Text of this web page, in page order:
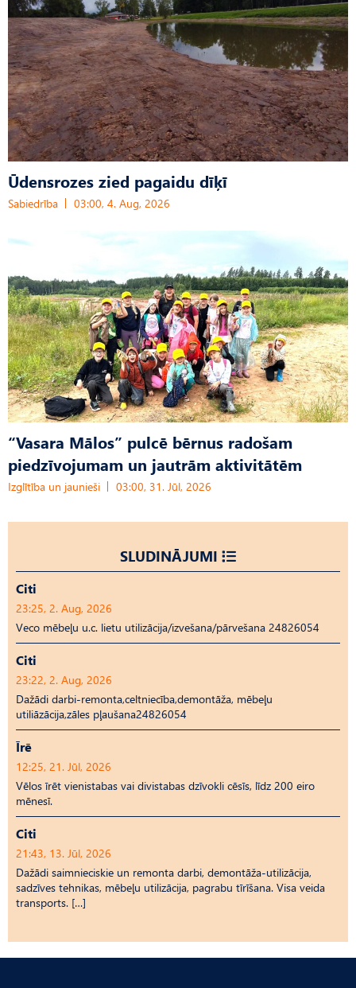
Ūdensrozes zied pagaidu dīķī
Sabiedrība 03:00, 4. Aug, 2026
“Vasara Mālos” pulcē bērnus radošam
piedzīvojumam un jautrām aktivitātēm
Izglītība un jaunieši 03:00, 31. Jūl, 2026
SLUDINĀJUMI
Citi
23:25, 2. Aug, 2026
Veco mēbeļu u.c. lietu utilizācija/izvešana/pārvešana 24826054
Citi
23:22, 2. Aug, 2026
Dažādi darbi-remonta,celtniecība,demontāža, mēbeļu
utiliāzācija,zāles pļaušana24826054
Īrē
12:25, 21. Jūl, 2026
Vēlos īrēt vienistabas vai divistabas dzīvokli cēsīs, līdz 200 eiro
mēnesī.
Citi
21:43, 13. Jūl, 2026
Dažādi saimnieciskie un remonta darbi, demontāža-utilizācija,
sadzīves tehnikas, mēbeļu utilizācija, pagrabu tīrīšana. Visa veida
transports. […]